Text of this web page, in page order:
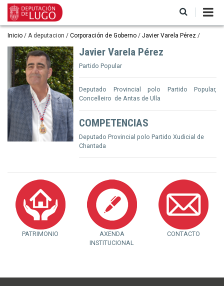
contido
principal
Miga
de
pan
Inicio A deputacion Corporación de Goberno Javier Varela Pérez
Javier Varela Pérez
Partido Popular
Deputado Provincial polo Partido Popular,
Concelleiro de Antas de Ulla
COMPETENCIAS
Deputado Provincial polo Partido Xudicial de
Chantada
PATRIMONIO
AXENDA
INSTITUCIONAL
CONTACTO